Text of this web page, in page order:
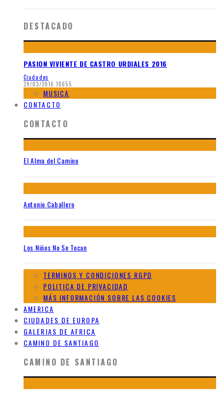
DESTACADO
PASION VIVIENTE DE CASTRO URDIALES 2016
Ciudades
29/03/2016 10655
MUSICA
CONTACTO
CONTACTO
El Alma del Camino
Antonio Caballero
Los Niños No Se Tocan
TERMINOS Y CONDICIONES RGPD
POLITICA DE PRIVACIDAD
MÁS INFORMACIÓN SOBRE LAS COOKIES
AMERICA
CIUDADES DE EUROPA
GALERIAS DE AFRICA
CAMINO DE SANTIAGO
CAMINO DE SANTIAGO